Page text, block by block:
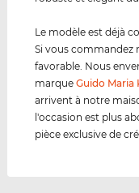
Le modèle est déjà
Si vous commandez
favorable. Nous
marqueGuido Maria
arrivent à notre
l'occasion est plus
pièce exclusive de